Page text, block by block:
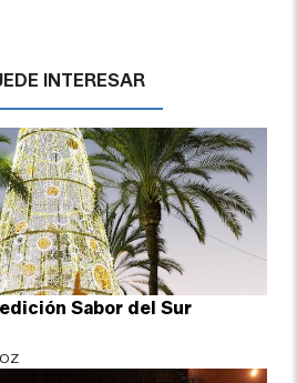
INTERESAR
Sabor del Sur